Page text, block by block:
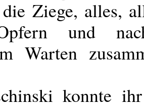
Ziege, alles,
und
Warten
konnte